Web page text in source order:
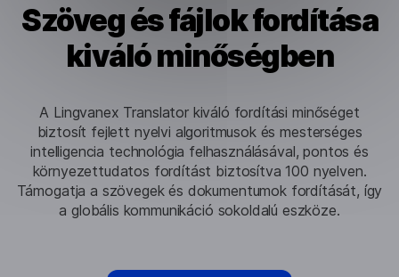
Szöveg és fájlok fordítása
kiváló minőségben
A Lingvanex Translator kiváló fordítási minőséget
biztosít fejlett nyelvi algoritmusok és mesterséges
intelligencia technológia felhasználásával, pontos és
környezettudatos fordítást biztosítva 100 nyelven.
Támogatja a szövegek és dokumentumok fordítását, így
a globális kommunikáció sokoldalú eszköze.